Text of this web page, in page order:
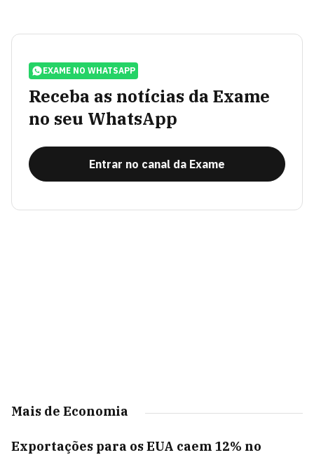
EXAME NO WHATSAPP
Receba as notícias da Exame
no seu WhatsApp
Entrar no canal da Exame
Mais de Economia
Exportações para os EUA caem 12% no